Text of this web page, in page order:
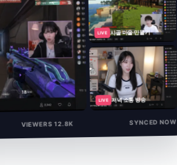
LIVE 시골 마을 만들기
LIVE 저녁 소통 방송
VIEWERS 12.8K SYNCED NOW